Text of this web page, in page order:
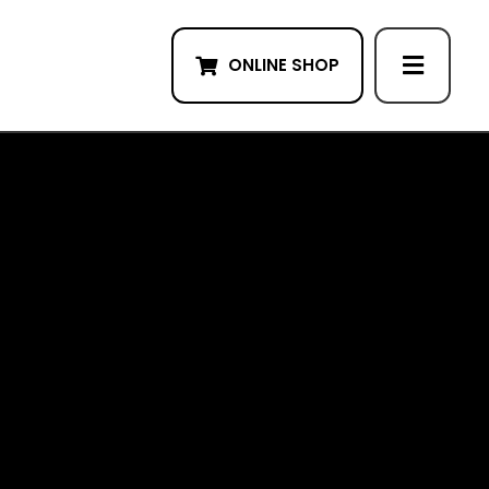
ONLINE SHOP